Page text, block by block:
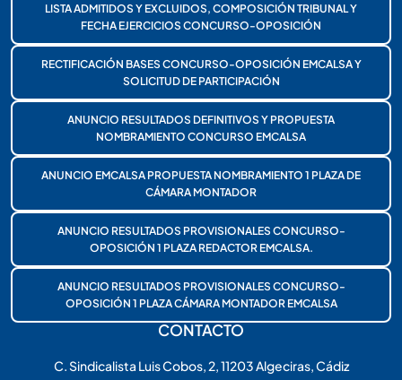
LISTA ADMITIDOS Y EXCLUIDOS, COMPOSICIÓN TRIBUNAL Y
FECHA EJERCICIOS CONCURSO-OPOSICIÓN
RECTIFICACIÓN BASES CONCURSO-OPOSICIÓN EMCALSA Y
SOLICITUD DE PARTICIPACIÓN
ANUNCIO RESULTADOS DEFINITIVOS Y PROPUESTA
NOMBRAMIENTO CONCURSO EMCALSA
ANUNCIO EMCALSA PROPUESTA NOMBRAMIENTO 1 PLAZA DE
CÁMARA MONTADOR
ANUNCIO RESULTADOS PROVISIONALES CONCURSO-
OPOSICIÓN 1 PLAZA REDACTOR EMCALSA.
ANUNCIO RESULTADOS PROVISIONALES CONCURSO-
OPOSICIÓN 1 PLAZA CÁMARA MONTADOR EMCALSA
CONTACTO
C. Sindicalista Luis Cobos, 2, 11203 Algeciras, Cádiz